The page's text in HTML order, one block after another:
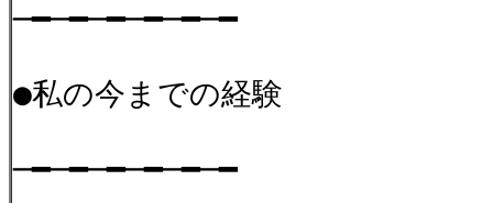
─━─━─━─━─━─━
●私の今までの経験
─━─━─━─━─━─━